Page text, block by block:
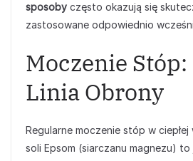
sposoby często okazują się
zastosowane odpowiednio
Moczenie
Linia Obrony
Regularne moczenie stóp w
soli Epsom (siarczanu magnezu) to